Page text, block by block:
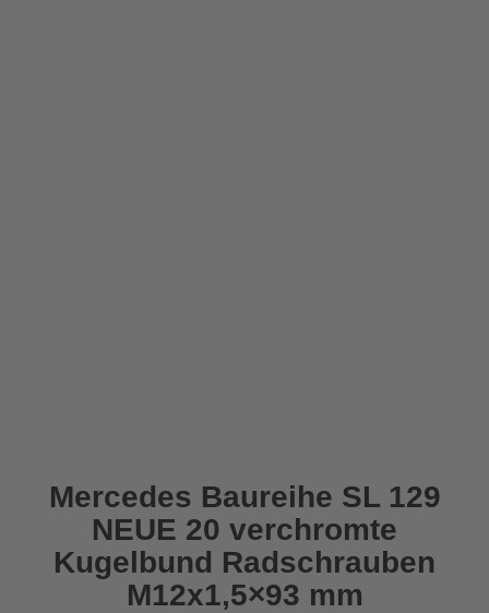
Mercedes Baureihe SL 129
NEUE 20 verchromte
Kugelbund Radschrauben
M12x1,5×93 mm